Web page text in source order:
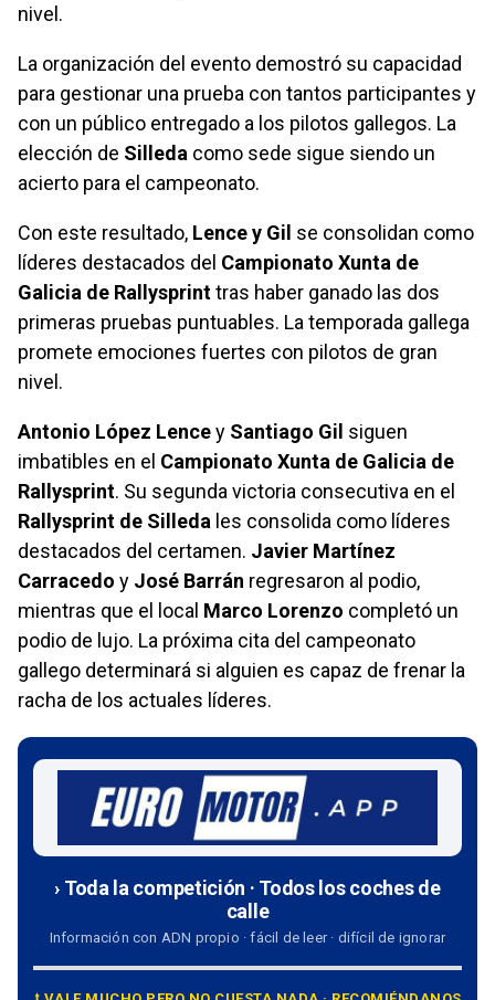
nivel.
La organización del evento demostró su capacidad
para gestionar una prueba con tantos participantes y
con un público entregado a los pilotos gallegos. La
elección de Silleda como sede sigue siendo un
acierto para el campeonato.
Con este resultado, Lence y Gil se consolidan como
líderes destacados del Campionato Xunta de
Galicia de Rallysprinttras haber ganado las dos
primeras pruebas puntuables. La temporada gallega
promete emociones fuertes con pilotos de gran
nivel.
Antonio López Lencey Santiago Gil siguen
imbatibles en el Campionato Xunta de Galicia de
Rallysprint. Su segunda victoria consecutiva en el
Rallysprint de Silleda les consolida como líderes
destacados del certamen. Javier Martínez
Carracedo y José Barrán regresaron al podio,
mientras que el local Marco Lorenzo completó un
podio de lujo. La próxima cita del campeonato
gallego determinará si alguien es capaz de frenar la
racha de los actuales líderes.
› Toda la competición · Todos los coches de
calle
Información con ADN propio · fácil de leer · difícil de ignorar